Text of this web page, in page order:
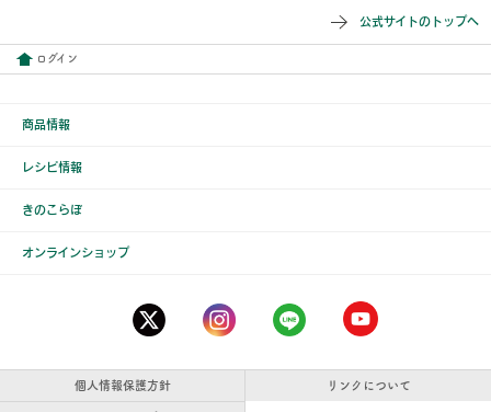
公式サイトのトップへ
ログイン
商品情報
レシピ情報
きのこらぼ
オンラインショップ
個人情報保護方針 リンクについて